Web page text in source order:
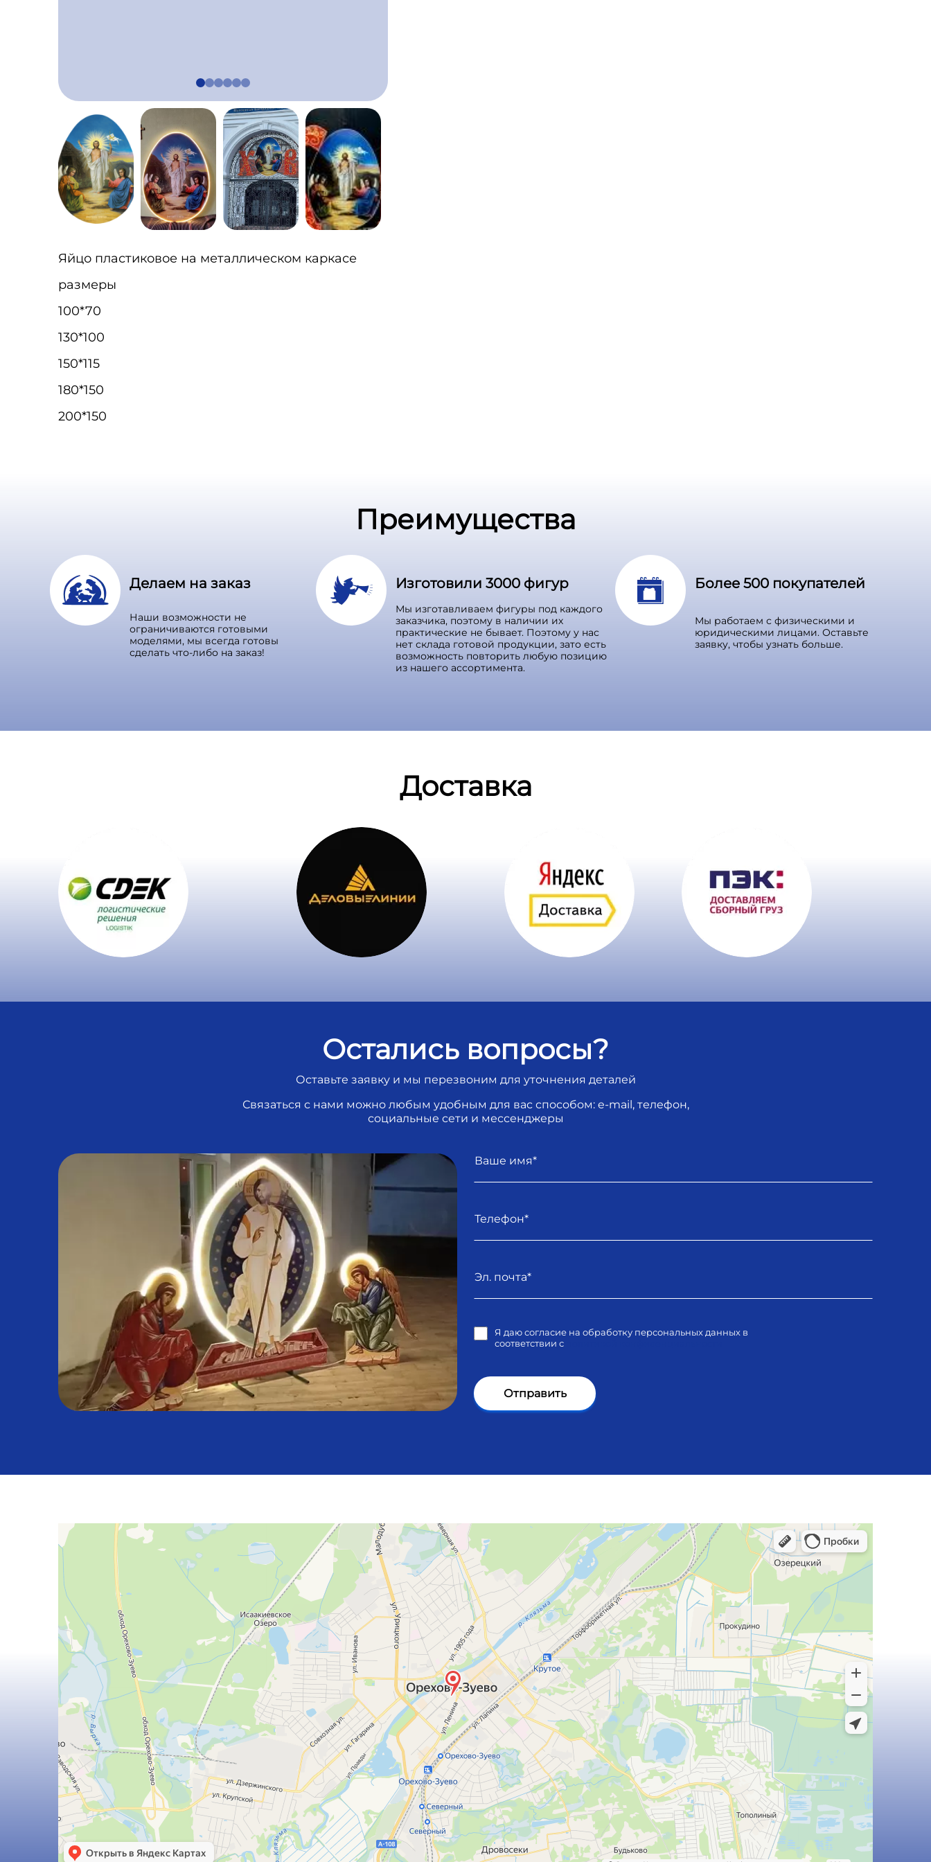
Яйцо пластиковое на металлическом каркасе
размеры
100*70
130*100
150*115
180*150
200*150
Преимущества
Делаем на заказ
Наши возможности не
ограничиваются готовыми
моделями, мы всегда готовы
сделать что-либо на заказ!
Изготовили 3000 фигур
Мы изготавливаем фигуры под каждого
заказчика, поэтому в наличии их
практические не бывает. Поэтому у нас
нет склада готовой продукции, зато есть
возможность повторить любую позицию
из нашего ассортимента.
Более 500 покупателей
Мы работаем с физическими и
юридическими лицами. Оставьте
заявку, чтобы узнать больше.
Доставка
Остались вопросы?
Оставьте заявку и мы перезвоним для уточнения деталей
Связаться с нами можно любым удобным для вас способом: e-mail, телефон,
социальные сети и мессенджеры
Я даю согласие на обработку персональных данных в
соответствии с
Отправить